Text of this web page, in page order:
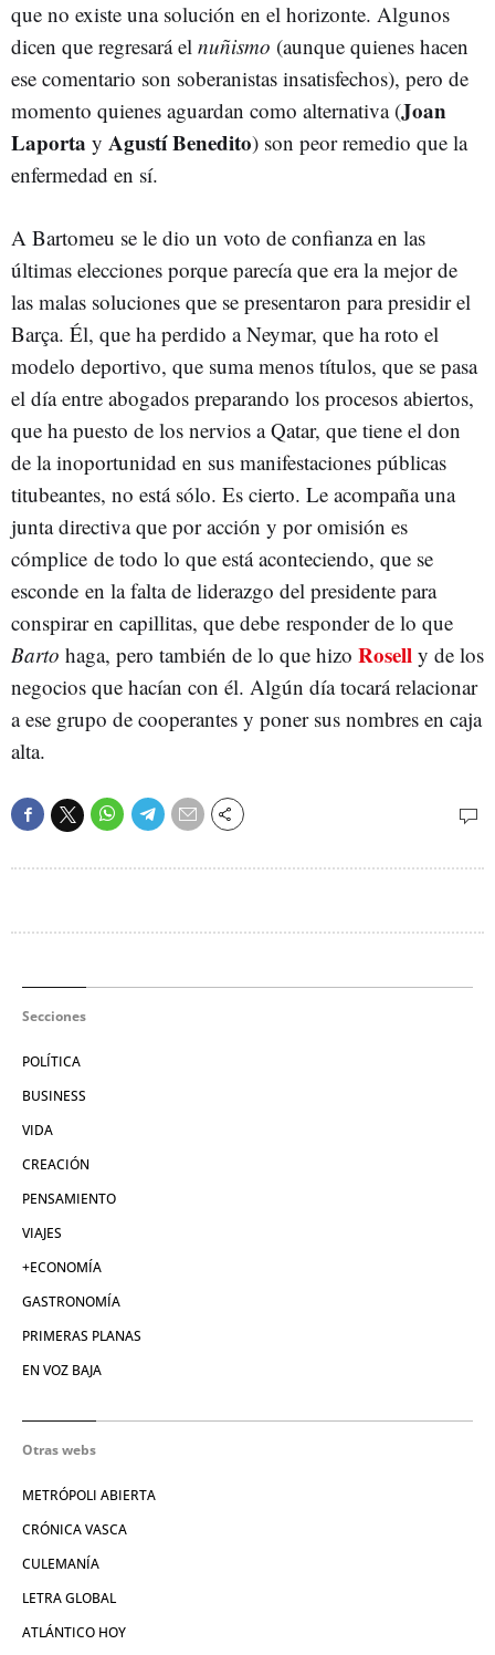
que no existe una solución en el horizonte. Algunos
dicen que regresará el nuñismo (aunque quienes hacen
ese comentario son soberanistas insatisfechos), pero de
momento quienes aguardan como alternativa (Joan
Laporta y Agustí Benedito) son peor remedio que la
enfermedad en sí.
A Bartomeu se le dio un voto de confianza en las
últimas elecciones porque parecía que era la mejor de
las malas soluciones que se presentaron para presidir el
Barça. Él, que ha perdido a Neymar, que ha roto el
modelo deportivo, que suma menos títulos, que se pasa
el día entre abogados preparando los procesos abiertos,
que ha puesto de los nervios a Qatar, que tiene el don
de la inoportunidad en sus manifestaciones públicas
titubeantes, no está sólo. Es cierto. Le acompaña una
junta directiva que por acción y por omisión es
cómplice de todo lo que está aconteciendo, que se
esconde en la falta de liderazgo del presidente para
conspirar en capillitas, que debe responder de lo que
Barto haga, pero también de lo que hizo Rosell y de los
negocios que hacían con él. Algún día tocará relacionar
a ese grupo de cooperantes y poner sus nombres en caja
alta.
Secciones
POLÍTICA
BUSINESS
VIDA
CREACIÓN
PENSAMIENTO
VIAJES
+ECONOMÍA
GASTRONOMÍA
PRIMERAS PLANAS
EN VOZ BAJA
Otras webs
METRÓPOLI ABIERTA
CRÓNICA VASCA
CULEMANÍA
LETRA GLOBAL
ATLÁNTICO HOY